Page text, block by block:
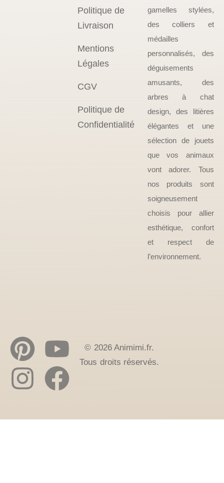
Politique de
Livraison
Mentions
Légales
CGV
Politique de
Confidentialité
gamelles stylées,
des colliers et
médailles
personnalisés, des
déguisements
amusants, des
arbres à chat
design, des litières
élégantes et une
sélection de jouets
que vos animaux
vont adorer. Tous
nos produits sont
soigneusement
choisis pour allier
esthétique, confort
et respect de
l’environnement.
© 2026 Animimi.fr.
Tous droits réservés.